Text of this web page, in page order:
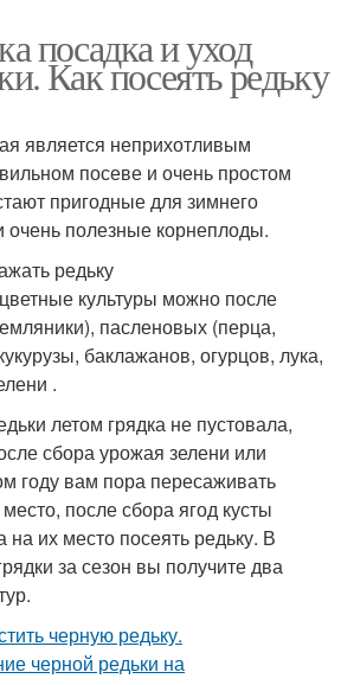
посадка и уход
Как посеять редьку
является неприхотливым
посеве и очень простом
пригодные для зимнего
полезные корнеплоды.
редьку
культуры можно после
пасленовых (перца,
баклажанов, огурцов, лука,
.
летом грядка не пустовала,
сбора урожая зелени или
году вам пора пересаживать
после сбора ягод кусты
их место посеять редьку. В
за сезон вы получите два